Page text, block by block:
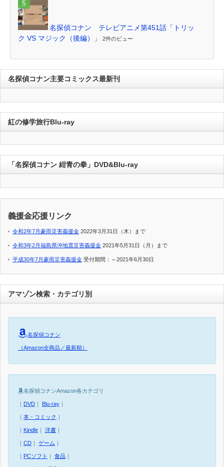
名探偵コナン テレビアニメ第451話「トリッ
ク VS マジック（後編）」
2件のビュー
名探偵コナン主要コミックス最新刊
紅の修学旅行Blu-ray
「名探偵コナン 紺青の拳」DVD&Blu-ray
義援金応援リンク
令和2年7月豪雨災害義援金 2022年3月31日（木）まで
令和3年2月福島県沖地震災害義援金 2021年5月31日（月）まで
平成30年7月豪雨災害義援金 受付期間：～2021年6月30日
アマゾン検索・カテゴリ別
名探偵コナン
（Amazon全商品／最新順）
名探偵コナンAmazon各カテゴリ
｜ DVD ｜ Blu-ray ｜
｜ 本・コミック ｜
｜ Kindle ｜ 洋書 ｜
｜ CD ｜ ゲーム ｜
｜ PCソフト ｜ 食品 ｜